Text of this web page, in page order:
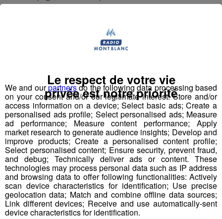
(Troubles du Spectre Autistique).
La Maison Notre Dame de Philerme recrute plusieurs
1 Accompagnant Éducatif et Social ou
Aide Médico-Psychologique ou Aide-
Soignant diplômé ou faisant fonction
Expérience dans le handicap souhaitée, débutant
accepté.
Autre diplôme accepté : Moniteur-Educateur.
> poste à pourvoir dès que possible
We and ourpartnersdo the following data processing based
on your consent and/or our legitimate interest: Store and/or
access information on a device; Select basic ads; Create a
personalised ads profile; Select personalised ads; Measure
ad performance; Measure content performance; Apply
market research to generate audience insights; Develop and
improve products; Create a personalised content profile;
Select personalised content; Ensure security, prevent fraud,
and debug; Technically deliver ads or content. These
technologies may process personal data such as IP address
and browsing data to offer following functionalities: Actively
scan device characteristics for identification; Use precise
geolocation data; Match and combine offline data sources;
Link different devices; Receive and use automatically-sent
device characteristics for identification.
Le respect de votre vie
privée est notre priorité